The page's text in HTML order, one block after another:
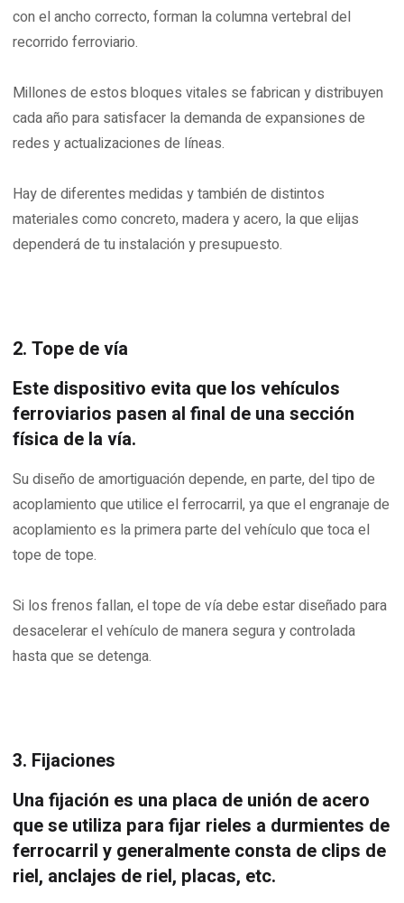
con el ancho correcto, forman la columna vertebral del
recorrido ferroviario.
Millones de estos bloques vitales se fabrican y distribuyen
cada año para satisfacer la demanda de expansiones de
redes y actualizaciones de líneas.
Hay de diferentes medidas y también de distintos
materiales como concreto, madera y acero, la que elijas
dependerá de tu instalación y presupuesto.
2. Tope de vía
Este dispositivo evita que los vehículos
ferroviarios pasen al final de una sección
física de la vía.
Su diseño de amortiguación depende, en parte, del tipo de
acoplamiento que utilice el ferrocarril, ya que el engranaje de
acoplamiento es la primera parte del vehículo que toca el
tope de tope.
Si los frenos fallan, el tope de vía debe estar diseñado para
desacelerar el vehículo de manera segura y controlada
hasta que se detenga.
3. Fijaciones
Una fijación es una placa de unión de acero
que se utiliza para fijar rieles a durmientes de
ferrocarril y generalmente consta de clips de
riel, anclajes de riel, placas, etc.